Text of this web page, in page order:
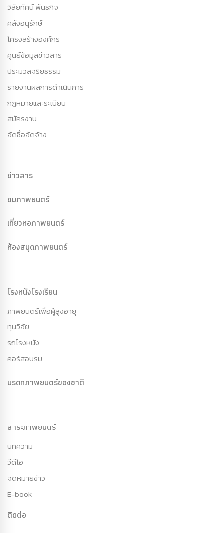
วิสัยทัศน์ พันธกิจ
คลังอนุรักษ์
โครงสร้างองค์กร
ศูนย์ข้อมูลข่าวสาร
ประมวลจริยธรรม
รายงานผลการดำเนินการ
กฏหมายและระเบียบ
สมัครงาน
จัดซื้อจัดจ้าง
ข่าวสาร
ชมภาพยนตร์
เที่ยวหอภาพยนตร์
ห้องสมุดภาพยนตร์
โรงหนังโรงเรียน
ภาพยนตร์เพื่อผู้สูงอายุ
ทุนวิจัย
รถโรงหนัง
คอร์สอบรม
มรดกภาพยนตร์ของชาติ
สาระภาพยนตร์
บทความ
วีดีโอ
จดหมายข่าว
E-book
ติดต่อ